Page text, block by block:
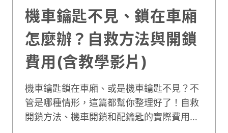
機車鑰匙不見、鎖在車廂
怎麼辦？自救方法與開鎖
費用(含教學影片)
機車鑰匙鎖在車廂、或是機車鑰匙不見？不
管是哪種情形，這篇都幫你整理好了！自救
開鎖方法、機車開鎖和配鑰匙的實際費用行